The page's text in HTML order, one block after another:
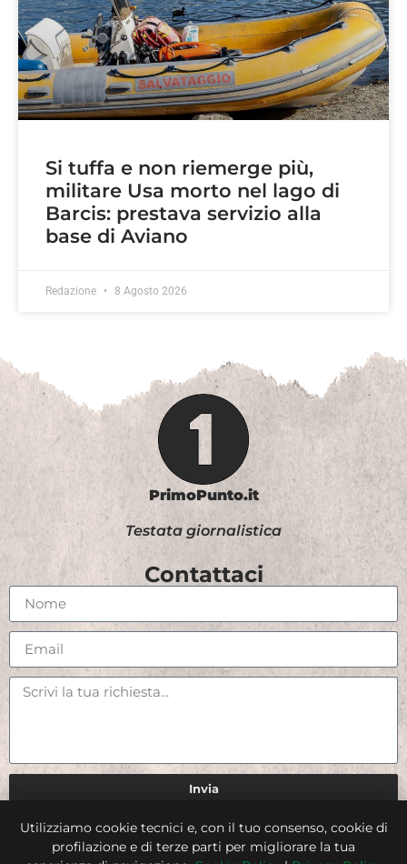
Si tuffa e non riemerge più,
militare Usa morto nel lago di
Barcis: prestava servizio alla
base di Aviano
Redazione 8 Agosto 2026
PrimoPunto.it
Testata giornalistica
Contattaci
Invia
Credits
Utilizziamo cookie tecnici e, con il tuo consenso, cookie di
profilazione e di terze parti per migliorare la tua